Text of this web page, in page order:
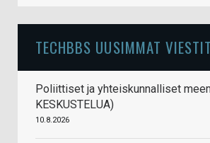
TECHBBS UUSIMMAT VIESTIT
Poliittiset ja yhteiskunnalliset
KESKUSTELUA)
10.8.2026